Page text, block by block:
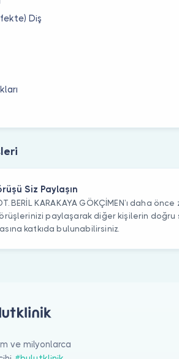
Diş
Siz Paylaşın
BERİL KARAKAYA GÖKÇİMEN’ı daha
paylaşarak diğer kişilerin doğru
katkıda bulunabilirsiniz.
ve milyonlarca